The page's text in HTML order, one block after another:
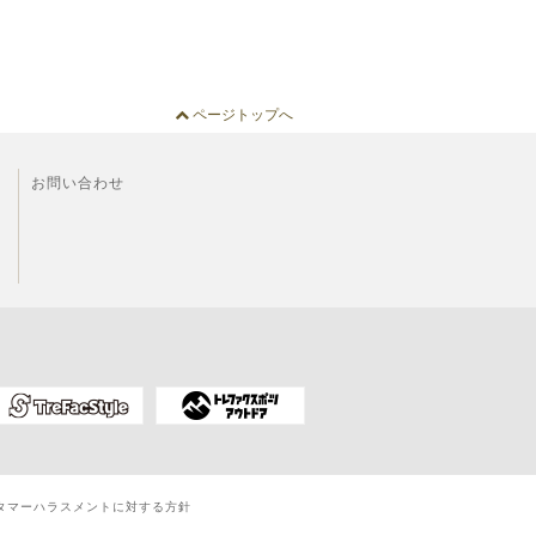
ページトップへ
お問い合わせ
マーハラスメントに対する方針